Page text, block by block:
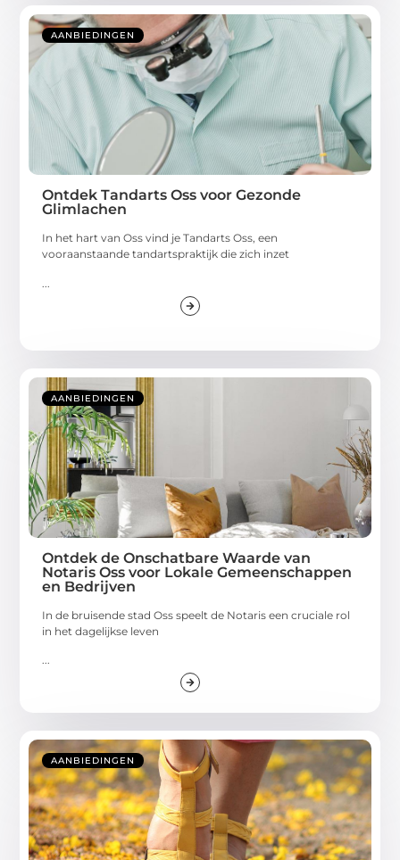
AANBIEDINGEN
Ontdek Tandarts Oss voor Gezonde
Glimlachen
In het hart van Oss vind je Tandarts Oss, een
vooraanstaande tandartspraktijk die zich inzet
AANBIEDINGEN
Ontdek de Onschatbare Waarde van
Notaris Oss voor Lokale Gemeenschappen
en Bedrijven
In de bruisende stad Oss speelt de Notaris een cruciale rol
in het dagelijkse leven
AANBIEDINGEN